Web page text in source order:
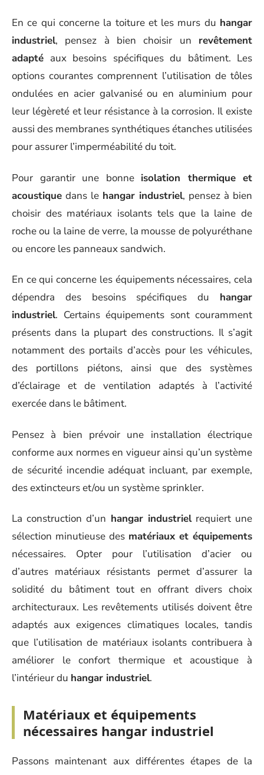
En ce qui concerne la toiture et les murs du hangar
industriel, pensez à bien choisir un revêtement
adapté aux besoins spécifiques du bâtiment. Les
options courantes comprennent l’utilisation de tôles
ondulées en acier galvanisé ou en aluminium pour
leur légèreté et leur résistance à la corrosion. Il existe
aussi des membranes synthétiques étanches utilisées
pour assurer l’imperméabilité du toit.
Pour garantir une bonne isolation thermique et
acoustique dans le hangar industriel, pensez à bien
choisir des matériaux isolants tels que la laine de
roche ou la laine de verre, la mousse de polyuréthane
ou encore les panneaux sandwich.
En ce qui concerne les équipements nécessaires, cela
dépendra des besoins spécifiques du hangar
industriel. Certains équipements sont couramment
présents dans la plupart des constructions. Il s’agit
notamment des portails d’accès pour les véhicules,
des portillons piétons, ainsi que des systèmes
d’éclairage et de ventilation adaptés à l’activité
exercée dans le bâtiment.
Pensez à bien prévoir une installation électrique
conforme aux normes en vigueur ainsi qu’un système
de sécurité incendie adéquat incluant, par exemple,
des extincteurs et/ou un système sprinkler.
La construction d’un hangar industrielrequiert une
sélection minutieuse des matériaux et équipements
nécessaires. Opter pour l’utilisation d’acier ou
d’autres matériaux résistants permet d’assurer la
solidité du bâtiment tout en offrant divers choix
architecturaux. Les revêtements utilisés doivent être
adaptés aux exigences climatiques locales, tandis
que l’utilisation de matériaux isolants contribuera à
améliorer le confort thermique et acoustique à
l’intérieur du hangar industriel.
Matériaux et équipements
nécessaires hangar industriel
Passons maintenant aux différentes étapes de la